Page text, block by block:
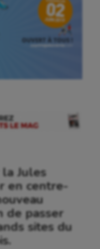
Jules
en centre-
de passer
sites du